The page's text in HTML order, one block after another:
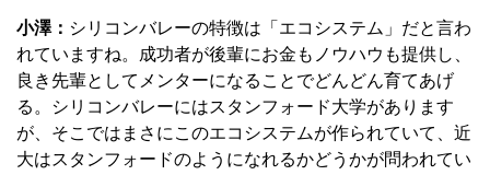
小澤： シリコンバレーの特徴は「エコシステム」だと言わ
れていますね。成功者が後輩にお金もノウハウも提供し、
良き先輩としてメンターになることでどんどん育てあげ
る。シリコンバレーにはスタンフォード大学があります
が、そこではまさにこのエコシステムが作られていて、近
大はスタンフォードのようになれるかどうかが問われてい